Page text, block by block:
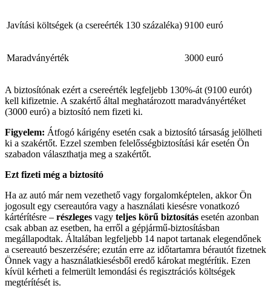
Javítási költségek (a csereérték 130 százaléka) 9100 euró
Maradványérték 3000 euró
A biztosítónak ezért a csereérték legfeljebb 130%-át (9100 eurót)
kell kifizetnie. A szakértő által meghatározott maradványértéket
(3000 euró) a biztosító nem fizeti ki.
Figyelem: Átfogó kárigény esetén csak a biztosító társaság jelölheti
ki a szakértőt. Ezzel szemben felelősségbiztosítási kár esetén Ön
szabadon választhatja meg a szakértőt.
Ezt fizeti még a biztosító
Ha az autó már nem vezethető vagy forgalomképtelen, akkor Ön
jogosult egy csereautóra vagy a használati kiesésre vonatkozó
kártérítésre – részleges vagy teljes körű biztosítás esetén azonban
csak abban az esetben, ha erről a gépjármű-biztosításban
megállapodtak. Általában legfeljebb 14 napot tartanak elegendőnek
a csereautó beszerzésére; ezután erre az időtartamra bérautót fizetnek
Önnek vagy a használatkiesésből eredő károkat megtérítik. Ezen
kívül kérheti a felmerült lemondási és regisztrációs költségek
megtérítését is.